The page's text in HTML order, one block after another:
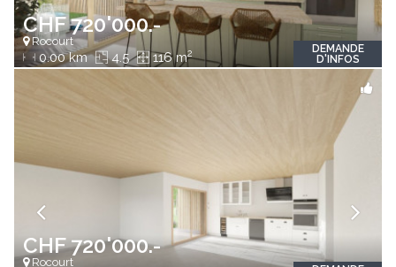
CHF 720'000.-
Rocourt
0.00 km 4.5 116 m2
DEMANDE
D'INFOS
CHF 720'000.-
Rocourt